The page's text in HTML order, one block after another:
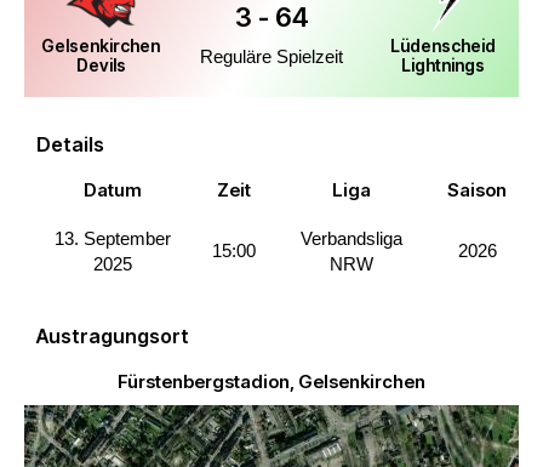
Gelsenkirchen
Devils
Lüdenscheid
Lightnings
3 - 64
Reguläre Spielzeit
Details
Datum Zeit Liga Saison
13. September
2025
15:00
Verbandsliga
NRW
2026
Austragungsort
Fürstenbergstadion, Gelsenkirchen